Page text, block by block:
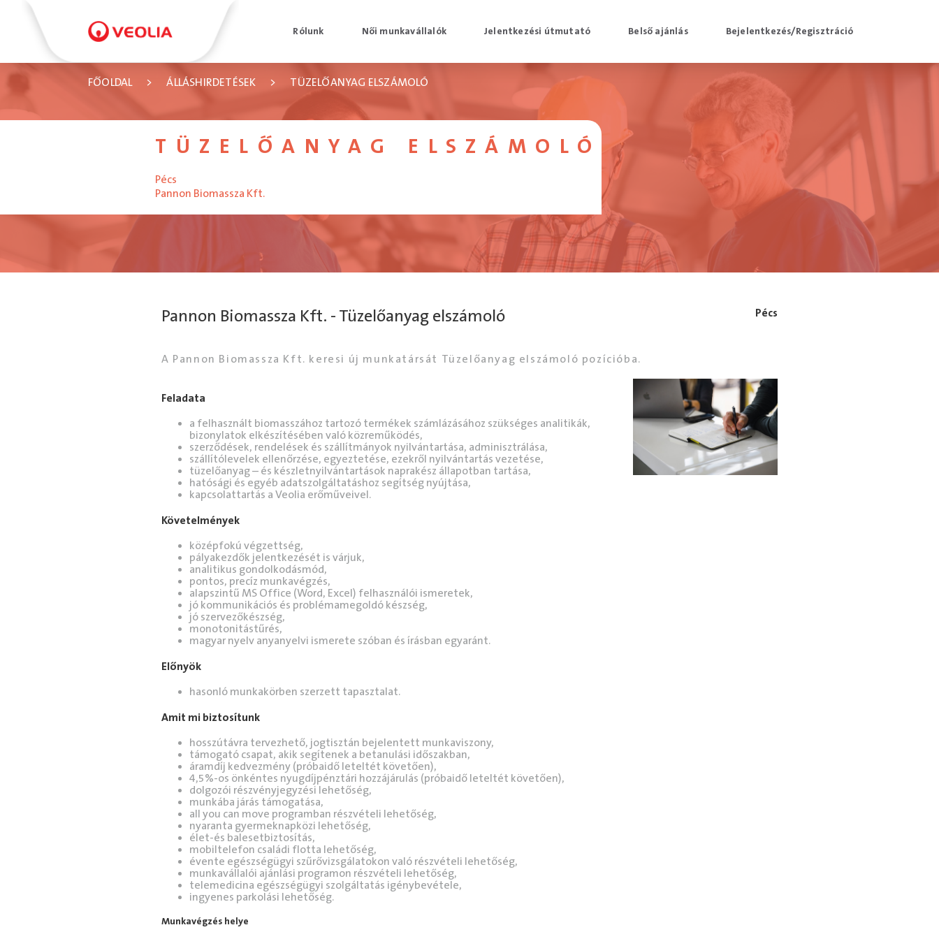
Bejelentkezés/Regisztráció
Belső ajánlás
Jelentkezési útmutató
Női munkavállalók
Rólunk
FŐOLDAL > ÁLLÁSHIRDETÉSEK > TÜZELŐANYAG ELSZÁMOLÓ
TÜZELŐANYAG ELSZÁMOLÓ
Pécs
Pannon Biomassza Kft.
Pannon Biomassza Kft. - Tüzelőanyag elszámoló Pécs
A Pannon Biomassza Kft. keresi új munkatársát Tüzelőanyag elszámoló pozícióba.
Feladata
a felhasznált biomasszához tartozó termékek számlázásához szükséges analitikák,
bizonylatok elkészítésében való közreműködés,
szerződések, rendelések és szállítmányok nyilvántartása, adminisztrálása,
szállítólevelek ellenőrzése, egyeztetése, ezekről nyilvántartás vezetése,
tüzelőanyag – és készletnyilvántartások naprakész állapotban tartása,
hatósági és egyéb adatszolgáltatáshoz segítség nyújtása,
kapcsolattartás a Veolia erőműveivel.
Követelmények
középfokú végzettség,
pályakezdők jelentkezését is várjuk,
analitikus gondolkodásmód,
pontos, precíz munkavégzés,
alapszintű MS Office (Word, Excel) felhasználói ismeretek,
jó kommunikációs és problémamegoldó készség,
jó szervezőkészség,
monotonitástűrés,
magyar nyelv anyanyelvi ismerete szóban és írásban egyaránt.
Előnyök
hasonló munkakörben szerzett tapasztalat.
Amit mi biztosítunk
hosszútávra tervezhető, jogtisztán bejelentett munkaviszony,
támogató csapat, akik segítenek a betanulási időszakban,
áramdíj kedvezmény (próbaidő leteltét követően),
4,5%-os önkéntes nyugdíjpénztári hozzájárulás (próbaidő leteltét követően),
dolgozói részvényjegyzési lehetőség,
munkába járás támogatása,
all you can move programban részvételi lehetőség,
nyaranta gyermeknapközi lehetőség,
élet-és balesetbiztosítás,
mobiltelefon családi flotta lehetőség,
évente egészségügyi szűrővizsgálatokon való részvételi lehetőség,
munkavállalói ajánlási programon részvételi lehetőség,
telemedicina egészségügyi szolgáltatás igénybevétele,
ingyenes parkolási lehetőség.
Munkavégzés helye